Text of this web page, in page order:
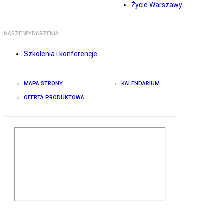
Życie Warszawy
NASZE WYDARZENIA
Szkolenia i konferencje
MAPA STRONY KALENDARIUM
OFERTA PRODUKTOWA